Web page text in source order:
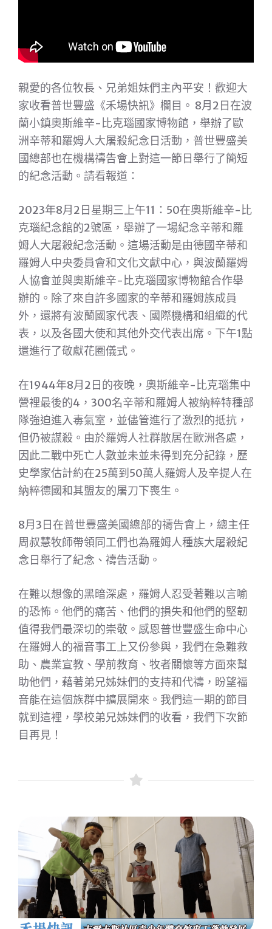
親愛的各位牧長、兄弟姐妹們主內平安！歡迎大
家收看普世豐盛《禾場快訊》欄目。 8月2日在波
蘭小鎮奧斯維辛-比克瑙國家博物館，舉辦了歐
洲辛蒂和羅姆人大屠殺紀念日活動，普世豐盛美
國總部也在機構禱告會上對這一節日舉行了簡短
的紀念活動。請看報道：
2023年8月2日星期三上午11：50在奧斯維辛-比
克瑙紀念館的2號區，舉辦了一場紀念辛蒂和羅
姆人大屠殺紀念活動。這場活動是由德國辛蒂和
羅姆人中央委員會和文化文獻中心，與波蘭羅姆
人協會並與奧斯維辛-比克瑙國家博物館合作舉
辦的。除了來自許多國家的辛蒂和羅姆族成員
外，還將有波蘭國家代表、國際機構和組織的代
表，以及各國大使和其他外交代表出席。下午1點
還進行了敬獻花圈儀式。
在1944年8月2日的夜晚，奧斯維辛-比克瑙集中
營裡最後的4，300名辛蒂和羅姆人被納粹特種部
隊強迫進入毒氣室，並儘管進行了激烈的抵抗，
但仍被謀殺。由於羅姆人社群散居在歐洲各處，
因此二戰中死亡人數並未並未得到充分記錄，歷
史學家估計約在25萬到50萬人羅姆人及辛提人在
納粹德國和其盟友的屠刀下喪生。
8月3日在普世豐盛美國總部的禱告會上，總主任
周叔慧牧師帶領同工們也為羅姆人種族大屠殺紀
念日舉行了紀念、禱告活動。
在難以想像的黑暗深處，羅姆人忍受著難以言喻
的恐怖。他們的痛苦、他們的損失和他們的堅韌
值得我們最深切的崇敬。感恩普世豐盛生命中心
在羅姆人的福音事工上又份參與，我們在急難救
助、農業宣教、學前教育、牧者關懷等方面來幫
助他們，藉著弟兄姊妹們的支持和代禱，盼望福
音能在這個族群中擴展開來。我們這一期的節目
就到這裡，學校弟兄姊妹們的收看，我們下次節
目再見！